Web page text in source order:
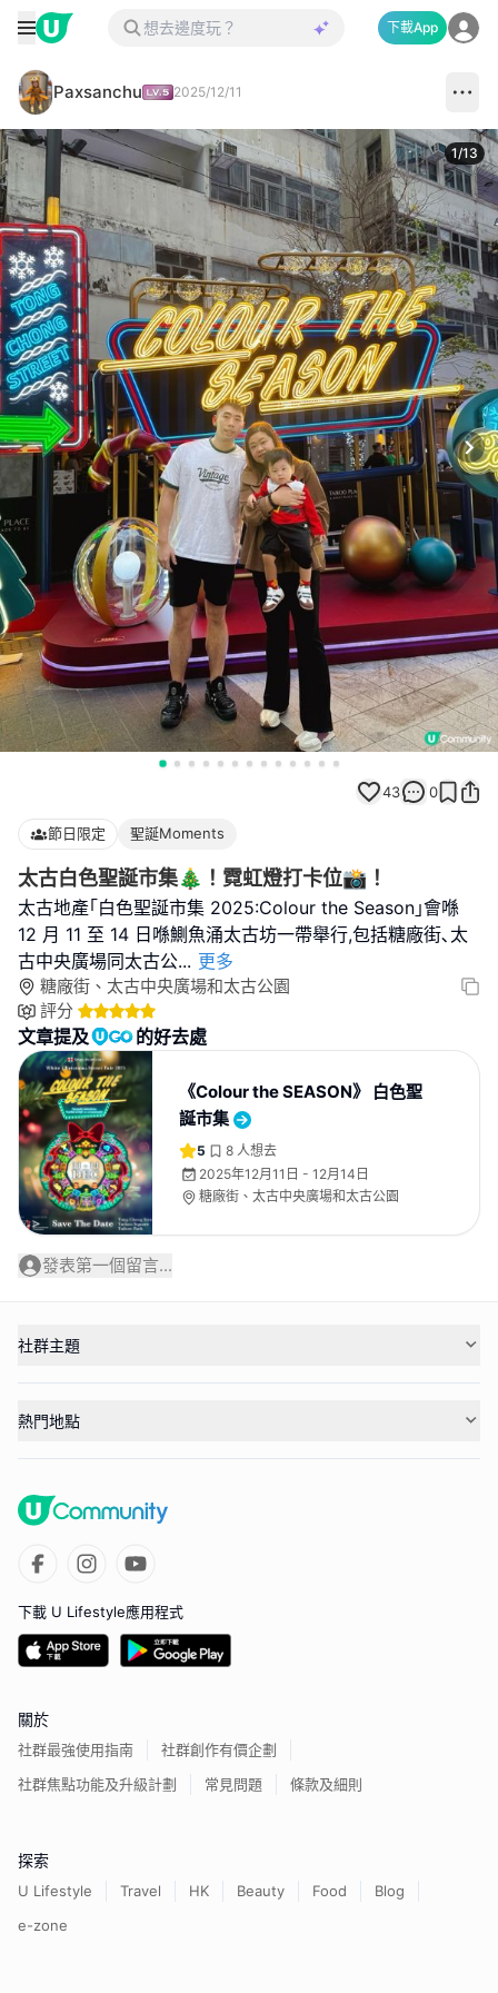
下載App
Paxsanchu 2025/12/11
1/13
43 0
節日限定 聖誕Moments
太古白色聖誕市集🎄！霓虹燈打卡位📸！
太古地產｢白色聖誕市集 2025:Colour the Season｣會喺
12 月 11 至 14 日喺鰂魚涌太古坊一帶舉行,包括糖廠街､太
古中央廣場同太古公... 更多
糖廠街、太古中央廣場和太古公園
評分
文章提及 的好去處
《Colour the SEASON》 白色聖
誕市集
5 8 人想去
2025年12月11日 - 12月14日
糖廠街、太古中央廣場和太古公園
發表第一個留言...
社群主題
熱門地點
下載 U Lifestyle應用程式
關於
社群最強使用指南
社群創作有價企劃
社群焦點功能及升級計劃
常見問題 條款及細則
探索
U Lifestyle Travel HK Beauty Food
Blog
e-zone